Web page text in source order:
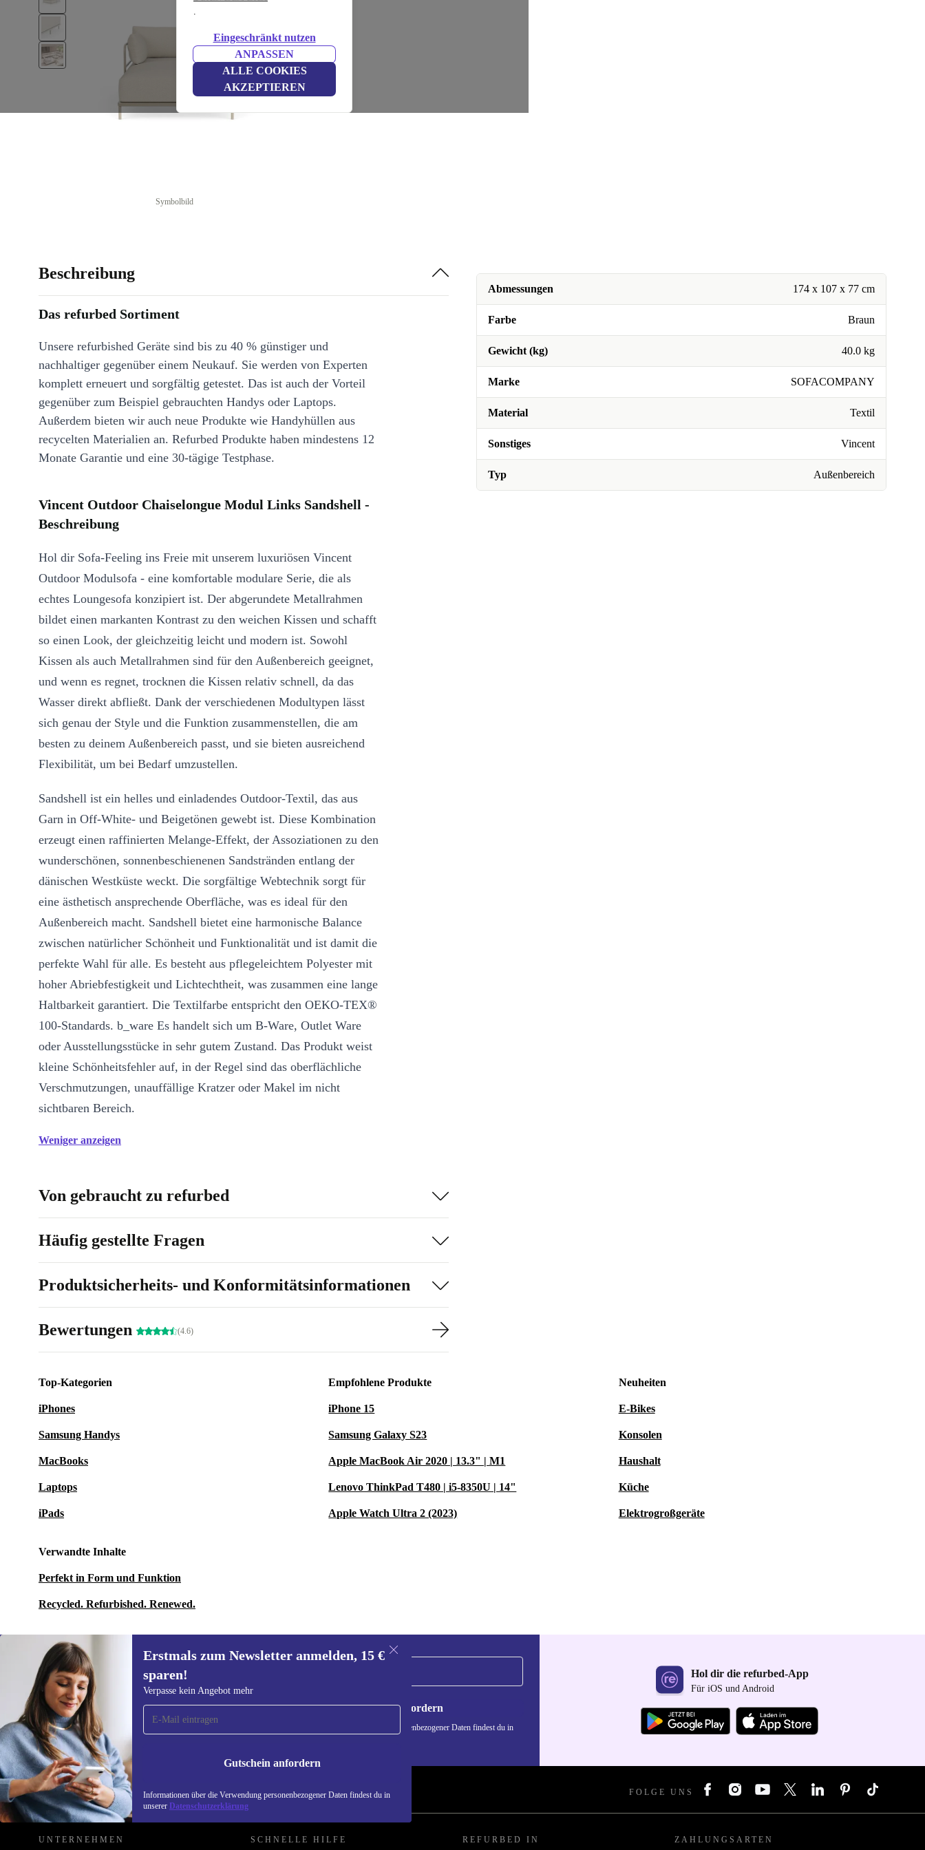
.
Eingeschränkt nutzen
ANPASSEN
ALLE COOKIES
AKZEPTIEREN
Symbolbild
Abmessungen 174 x 107 x 77 cm
Farbe Braun
Gewicht (kg) 40.0 kg
Marke SOFACOMPANY
Material Textil
Sonstiges Vincent
Typ Außenbereich
Beschreibung
Das refurbed Sortiment
Unsere refurbished Geräte sind bis zu 40 % günstiger und
nachhaltiger gegenüber einem Neukauf. Sie werden von Experten
komplett erneuert und sorgfältig getestet. Das ist auch der Vorteil
gegenüber zum Beispiel gebrauchten Handys oder Laptops.
Außerdem bieten wir auch neue Produkte wie Handyhüllen aus
recycelten Materialien an. Refurbed Produkte haben mindestens 12
Monate Garantie und eine 30-tägige Testphase.
Vincent Outdoor Chaiselongue Modul Links Sandshell -
Beschreibung
Hol dir Sofa-Feeling ins Freie mit unserem luxuriösen Vincent
Outdoor Modulsofa - eine komfortable modulare Serie, die als
echtes Loungesofa konzipiert ist. Der abgerundete Metallrahmen
bildet einen markanten Kontrast zu den weichen Kissen und schafft
so einen Look, der gleichzeitig leicht und modern ist. Sowohl
Kissen als auch Metallrahmen sind für den Außenbereich geeignet,
und wenn es regnet, trocknen die Kissen relativ schnell, da das
Wasser direkt abfließt. Dank der verschiedenen Modultypen lässt
sich genau der Style und die Funktion zusammenstellen, die am
besten zu deinem Außenbereich passt, und sie bieten ausreichend
Flexibilität, um bei Bedarf umzustellen.
Sandshell ist ein helles und einladendes Outdoor-Textil, das aus
Garn in Off-White- und Beigetönen gewebt ist. Diese Kombination
erzeugt einen raffinierten Melange-Effekt, der Assoziationen zu den
wunderschönen, sonnenbeschienenen Sandstränden entlang der
dänischen Westküste weckt. Die sorgfältige Webtechnik sorgt für
eine ästhetisch ansprechende Oberfläche, was es ideal für den
Außenbereich macht. Sandshell bietet eine harmonische Balance
zwischen natürlicher Schönheit und Funktionalität und ist damit die
perfekte Wahl für alle. Es besteht aus pflegeleichtem Polyester mit
hoher Abriebfestigkeit und Lichtechtheit, was zusammen eine lange
Haltbarkeit garantiert. Die Textilfarbe entspricht den OEKO-TEX®
100-Standards. b_ware Es handelt sich um B-Ware, Outlet Ware
oder Ausstellungsstücke in sehr gutem Zustand. Das Produkt weist
kleine Schönheitsfehler auf, in der Regel sind das oberflächliche
Verschmutzungen, unauffällige Kratzer oder Makel im nicht
sichtbaren Bereich.
Weniger anzeigen
Von gebraucht zu refurbed
Häufig gestellte Fragen
Produktsicherheits- und Konformitätsinformationen
Bewertungen (4.6)
Top-Kategorien
iPhones
Samsung Handys
MacBooks
Laptops
iPads
Empfohlene Produkte
iPhone 15
Samsung Galaxy S23
Apple MacBook Air 2020 | 13.3" | M1
Lenovo ThinkPad T480 | i5-8350U | 14"
Apple Watch Ultra 2 (2023)
Neuheiten
E-Bikes
Konsolen
Haushalt
Küche
Elektrogroßgeräte
Verwandte Inhalte
Perfekt in Form und Funktion
Recycled. Refurbished. Renewed.
Erstmals zum Newsletter anmelden, 15 €
sparen!
Verpasse kein Angebot mehr
Gutschein anfordern
Informationen über die Verwendung personenbezogener Daten findest du in
unserer Datenschutzerklärung
Erstmals zum Newsletter
anmelden, 15 € sparen!
Verpasse kein Angebot mehr.
Gutschein anfordern
Informationen über die Verwendung personenbezogener Daten findest du in
Hol dir die refurbed-App
Für iOS und Android
REFURBED ÖSTERREICH - RETHINK NEW. FOLGE UNS
UNTERNEHMEN SCHNELLE HILFE REFURBED IN ZAHLUNGSARTEN